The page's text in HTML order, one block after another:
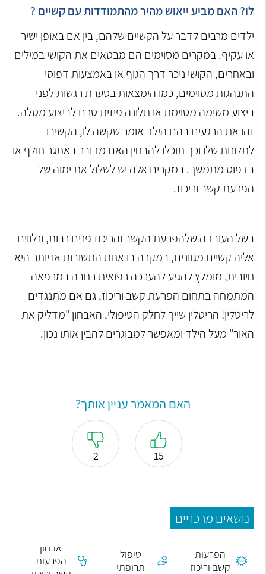
לו? האם מביע ייאוש מהיר מהתמודדות עם קשיים ?
ילדים מרבים לדבר על הקשיים שלהם, בין אם באופן ישיר
או עקיף. במקרים מסוימים הם מבטאים את הקושי במילים
ובאחרים, הקושי ניכר דרך הגוף או באמצעות דפוסי
התנהגות מסוימים, כמו הימצאות בסערת רגשות לפני
ביצוע משימה מסוימת או תלונה פיזית טרם לביצוע מטלה.
זהו את הרגעים בהם הילד אומר שקשה לו, הקשיבו
לתלונות שלו וכך תוכלו להבחין האם מדובר באתגר חולף או
בדפוס מתמשך. במקרים אלה יש לשלול את ימוה של
הפרעת קשב וריכוז.
בשל העובדה שלהפרעת הקשב והריכוז פנים רבות, ונלווים
אליה קשיים מגוונים, במקרה בו אחת התשובות או יותר היא
חיובית, מומלץ להגיע להערכה רפואית רחבה במרפאה
המתמחה בתחום הפרעת קשב וריכוז, גם אם מתנגדים
לריטלין! הריטלין שייך לחלק הטיפולי, האבחון "מדליק את
האור" מעל הילד ומאפשר למבוגרים להבין אותו נכון.
האם המאמר עניין אותך?
15
2
נושאים מרכזיים
הפרעות
קשב וריכוז
טיפול
תרופתי
אבחון
הפרעות